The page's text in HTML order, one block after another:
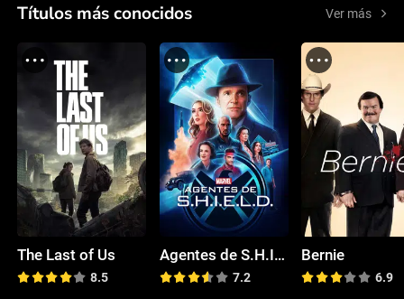
Títulos más conocidos Ver más
The Last of Us
8.5
Agentes de S.H.I.E.L.D.
7.2
Bernie
6.9